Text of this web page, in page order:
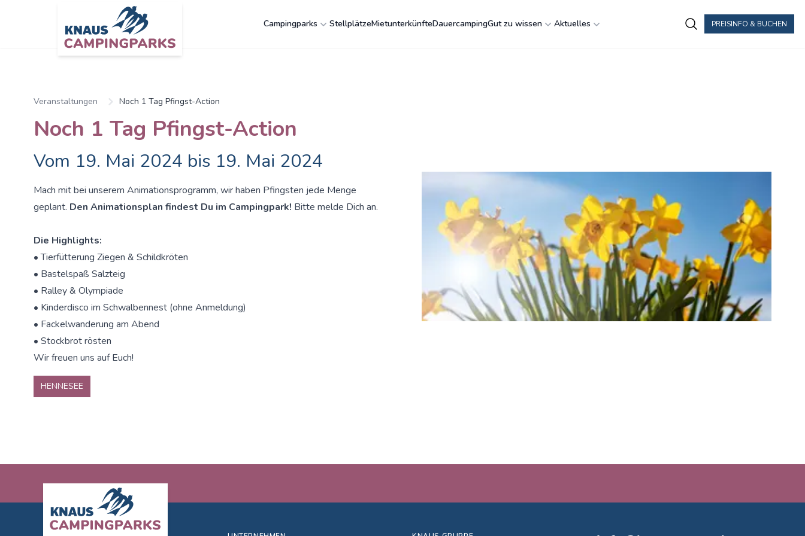
Zum Hauptinhalt springen
PREISINFO & BUCHEN
Campingparks StellplätzeMietunterkünfteDauercampingGut zu wissen Aktuelles
Veranstaltungen Noch 1 Tag Pfingst-Action
Noch 1 Tag Pfingst-Action
Vom 19. Mai 2024 bis 19. Mai 2024
Mach mit bei unserem Animationsprogramm, wir haben Pfingsten jede Menge
geplant. Den Animationsplan findest Du im Campingpark! Bitte melde Dich an.
Die Highlights:
• Tierfütterung Ziegen & Schildkröten
• Bastelspaß Salzteig
• Ralley & Olympiade
• Kinderdisco im Schwalbennest (ohne Anmeldung)
• Fackelwanderung am Abend
• Stockbrot rösten
Wir freuen uns auf Euch!
HENNESEE